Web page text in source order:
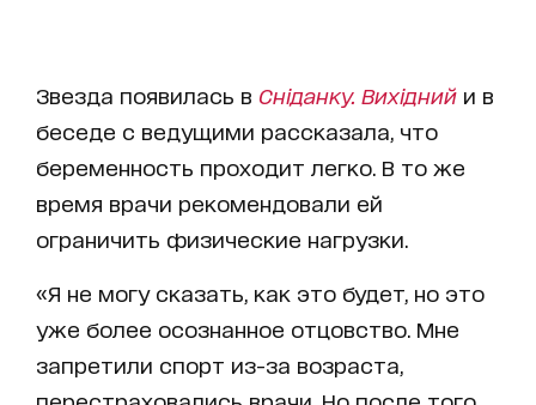
Звезда появилась в Сніданку. Вихідний и в
беседе с ведущими рассказала, что
беременность проходит легко. В то же
время врачи рекомендовали ей
ограничить физические нагрузки.
«Я не могу сказать, как это будет, но это
уже более осознанное отцовство. Мне
запретили спорт из-за возраста,